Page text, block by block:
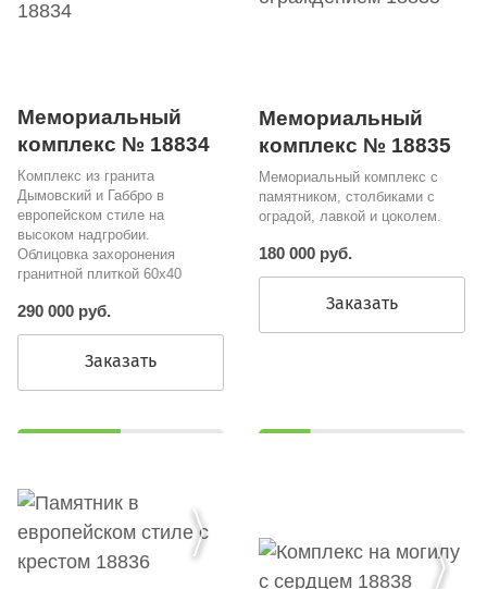
Мемориальный
комплекс № 18834
Комплекс из гранита
Дымовский и Габбро в
европейском стиле на
высоком надгробии.
Облицовка захоронения
гранитной плиткой 60х40
290 000 руб.
Заказать
Мемориальный
комплекс № 18835
Мемориальный комплекс с
памятником, столбиками с
оградой, лавкой и цоколем.
180 000 руб.
Заказать